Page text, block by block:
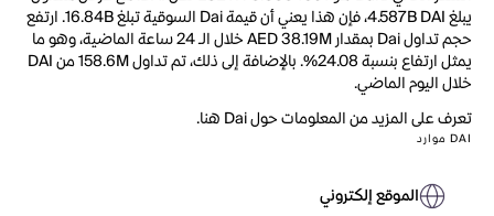
يبلغ 4.587B DAI، فإن هذا يعني أن قيمة Dai السوقية تبلغ 16.84B. ارتفع
حجم تداول Dai بمقدار AED 38.19M خلال الـ 24 ساعة الماضية، وهو ما
يمثل ارتفاع بنسبة 24.08%. بالإضافة إلى ذلك، تم تداول 158.6M من DAI
خلال اليوم الماضي.
تعرف على المزيد من المعلومات حول Dai هنا.
DAI موارد
الموقع إلكتروني